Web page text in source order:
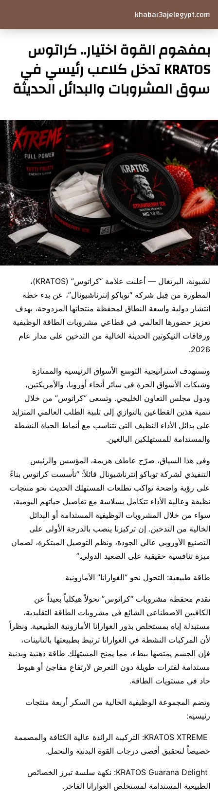
khabar3ajelegypt.com
بمفهوم القوة اختيار.. كراتوس
KRATOS تدخل كلاعب رئيسي في
سوق المشروبات والبدائل الحديثة
لشبونة، البرتغال — أعلنت علامة “كراتوس” (KRATOS)،
المطورة من قِبل شركة “توباكو إنترناشيونال”، عن بدء خطة
انتشار دولية واسعة النطاق لمحفظة منتجاتها المزدوجة، بهدف
تعزيز حضورها العالمي في قطاعي مشروبات الطاقة الوظيفية
ورقاقات النيكوتين الحديثة الخالية من التدخين على مدار عام
2026.
وتستهدف استراتيجية التوسع الأسواق الرئيسية والممتازة
وشبكات الأسواق الحرة في سائر أنحاء أوروبا، والأمريكتين،
ودول مجلس التعاون الخليجي. وتسعى “كراتوس” من خلال
تنمية هذين القطاعين بالتوازي إلى تلبية الطلب العالمي المتزايد
على بدائل الأداء النظيف التي تتناسب مع أنماط الحياة النشطة
والمستدامة للمستهلكين البالغين.
وفي هذا السياق، صرّح عاطف هزيمة، المؤسس والرئيس
التنفيذي لشركة توباكو إنترناشيونال قائلاً: “تأسست كراتوس بناءً
على رؤية واضحة تواكب تطلعات المستهلك الحديث نحو منتجات
نظيفة وعالية الأداء تتكامل بسلاسة مع تفاصيل حياتهم اليومية،
سواء من خلال المشروبات الوظيفية المستدامة أو البدائل
الخالية من التدخين. إن تركيزنا ينصب بالدرجة الأولى على
التصنيع الأوروبي عالي الجودة، ونظم التوصيل المبتكرة، لضمان
ميزة تنافسية حقيقية على الصعيد الدولي.”
طاقة طبيعية: التحول نحو “الغوارانا” الأمازونية
تقدم محفظة مشروبات “كراتوس” تحولاً هيكلياً بعيداً عن
الكافيين الاصطناعي الشائع في مشروبات الطاقة التقليدية،
مستبدلة إياه بمستخلص بذور الغوارانا الأمازونية الطبيعية. ونظراً
لأن المركبات النشطة في الغوارانا ترتبط بطبيعتها بالتانينات،
فإن الجسم يمتصها ببطء، مما يمنح المستهلك طاقة ذهنية وبدنية
مستدامة لفترات طويلة دون التعرض لارتفاع مفاجئ أو هبوط
حاد في مستويات الطاقة.
وتضم المجموعة الوظيفية الخالية من السكر أربعة منتجات
رئيسية:
KRATOS XTREME: التركيبة الرائدة عالية الكثافة والمصممة
خصيصاً لتحقيق أقصى درجات القوة البدنية والتحمل.
KRATOS Guarana Delight: نكهة سلسة تبرز الخصائص
الطبيعية المستدامة لمستخلص الغوارانا الفاخر.